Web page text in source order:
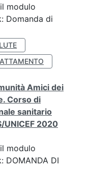
modulo
Domanda di
Amici dei
Corso di
sanitario
UNICEF 2020
modulo
DOMANDA DI